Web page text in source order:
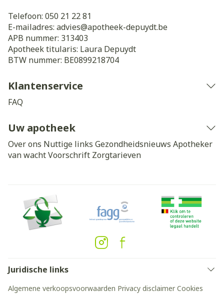
Telefoon: 050 21 22 81
E-mailadres: advies@apotheek-depuydt.be
APB nummer: 313403
Apotheek titularis: Laura Depuydt
BTW nummer: BE0899218704
Klantenservice
FAQ
Uw apotheek
Over ons Nuttige links Gezondheidsnieuws Apotheker
van wachtVoorschrift Zorgtarieven
Juridische links
Algemene verkoopsvoorwaarden Privacy disclaimer Cookies